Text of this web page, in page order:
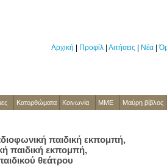
Αρχική Προφίλ Αιτήσεις Νέα |
Κατορθώματα Κοινωνία ΜΜΕ Μαύρη βίβλος
παιδική εκπομπή,
παιδική εκπομπή,
θεάτρου